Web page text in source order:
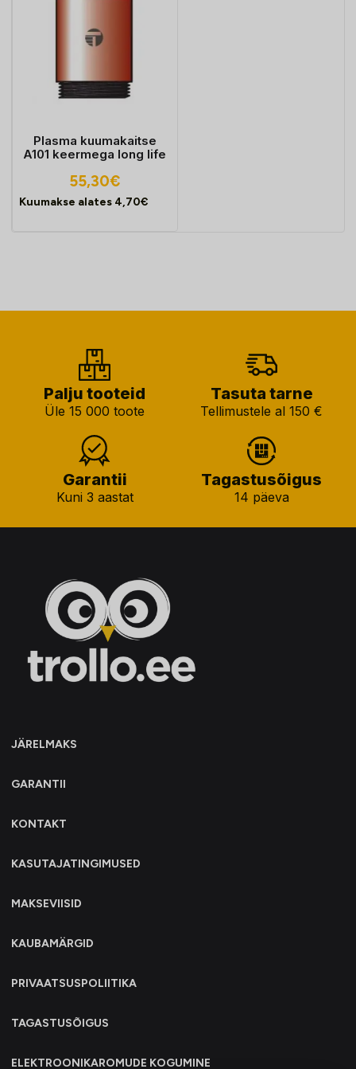
Plasma kuumakaitse
A101 keermega long life
55,30€
Kuumakse alates 4,70€
Palju tooteid
Üle 15 000 toote
Tasuta tarne
Tellimustele al 150 €
Garantii
Kuni 3 aastat
Tagastusõigus
14 päeva
JÄRELMAKS
GARANTII
KONTAKT
KASUTAJATINGIMUSED
MAKSEVIISID
KAUBAMÄRGID
PRIVAATSUSPOLIITIKA
TAGASTUSÕIGUS
ELEKTROONIKAROMUDE KOGUMINE